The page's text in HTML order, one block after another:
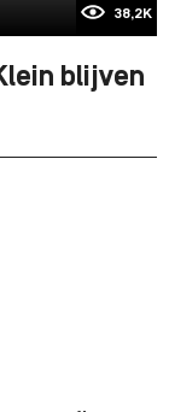
38,2K
blijven